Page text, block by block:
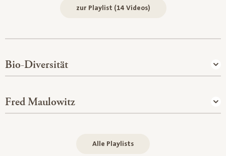
zur Playlist (14 Videos)
Bio-Diversität
Fred Maulowitz
Alle Playlists